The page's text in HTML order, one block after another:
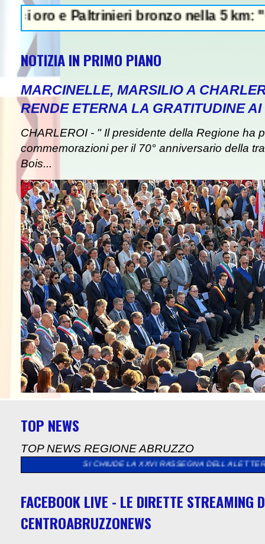
bronzo nella 5 km: "Ora
NOTIZIA IN PRIMO PIANO
MARCINELLE, MARSILIO A
RENDE ETERNA LA GRATITUDINE
CHARLEROI - " Il presidente della Regione ha
commemorazioni per il 70° anniversario della
Bois...
TOP NEWS
TOP NEWS REGIONE ABRUZZO
SI CHIUDE LA XXVI RASSEGNA DELLA LETTERA D’AMORE >>
FACEBOOK LIVE - LE DIRETTE STREAMING
CENTROABRUZZONEWS